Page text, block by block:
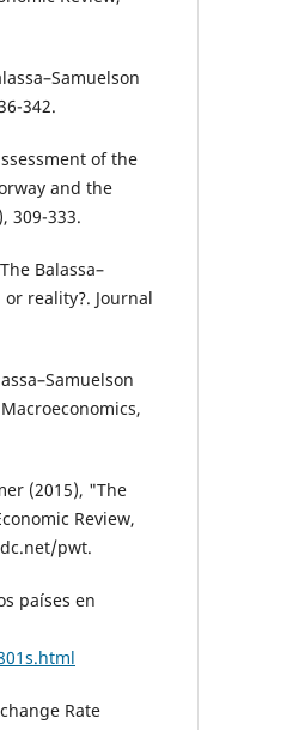
342.
of the
and the
309-333.
Balassa–
reality?. Journal
(2015), "The
Review,
pwt.
países en
Rate